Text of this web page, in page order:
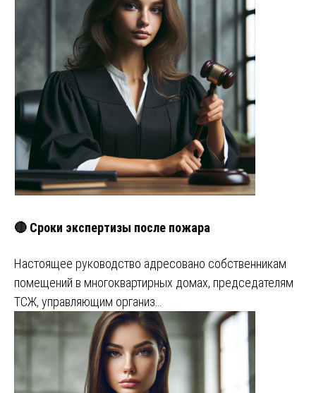
🔴 Сроки экспертизы после пожара
Настоящее руководство адресовано собственникам
помещений в многоквартирных домах, председателям
ТСЖ, управляющим организ…